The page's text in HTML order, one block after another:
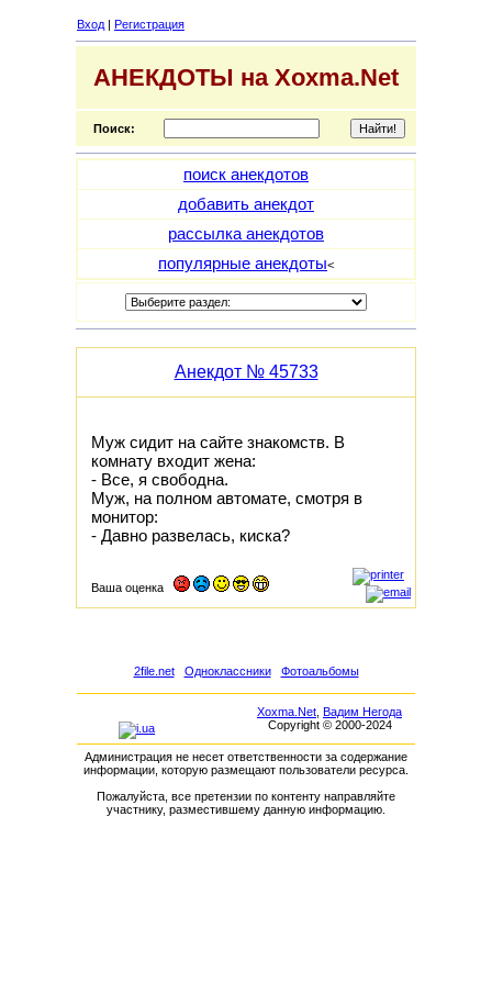
Вход | Регистрация
АНЕКДОТЫ на Xoxma.Net
Поиск:
поиск анекдотов
добавить анекдот
рассылка анекдотов
популярные анекдоты<
Анекдот № 45733
Муж сидит на сайте знакомств. В
комнату входит жена:
- Все, я свободна.
Муж, на полном автомате, смотря в
монитор:
- Давно развелась, киска?
Ваша оценка
2file.net Одноклассники Фотоальбомы
Xoxma.Net Вадим Негода
Copyright © 2000-2024
Администрация не несет ответственности за содержание
информации, которую размещают пользователи ресурса.
Пожалуйста, все претензии по контенту направляйте
участнику, разместившему данную информацию.